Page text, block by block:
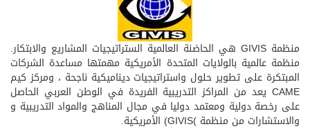
منظمة GIVIS هي الحاضنة العالمية الستراتيجيات المشاريع والابتكار.
منظمة عالمية بالولايات المتحدة الأمريكية مهمتها مساعدة الشركات
المبتكرة على تطوير حلول واستراتيجيات ديناميكية ناجحة ، ومركز كيم
CAME يعد من المراكز التدريبية الفريدة في الوطن العربي الحاصل
على رخصة دولية ومعتمد دوليا في مجال المناهج والمواد التدريبية و
والاستشارات من منظمة )GIVIS) الأمريكية.